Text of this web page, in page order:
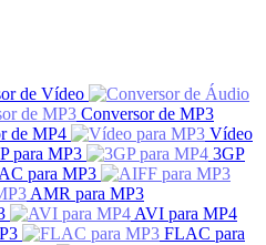
de Vídeo
Conversor de MP3
de MP4
Vídeo
para MP3
3GP
para MP3
AMR para MP3
AVI para MP4
FLAC para